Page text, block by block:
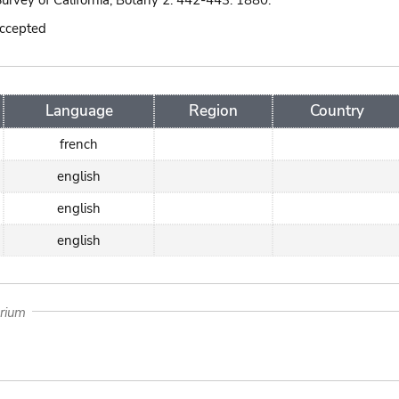
Language Region Country
french
english
english
english